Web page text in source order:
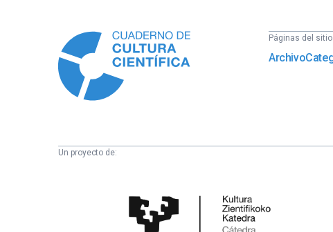
Páginas del sitio:
Archivo
Un proyecto de:
Científica